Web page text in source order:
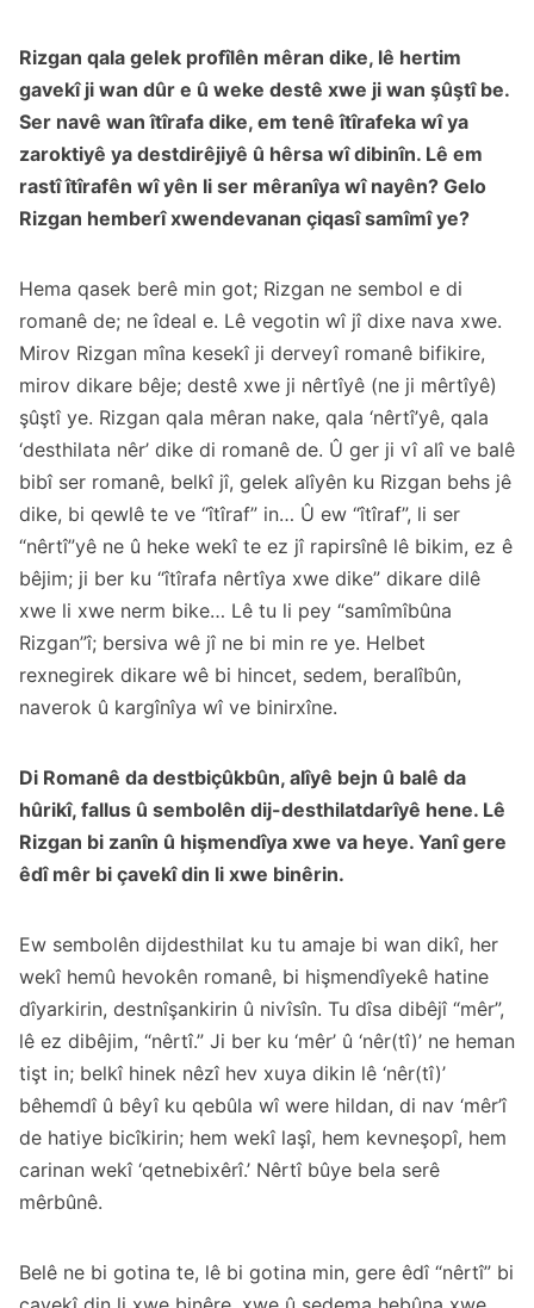
Rizgan qala gelek profîlên mêran dike, lê hertim
gavekî ji wan dûr e û weke destê xwe ji wan şûştî be.
Ser navê wan îtîrafa dike, em tenê îtîrafeka wî ya
zaroktiyê ya destdirêjiyê û hêrsa wî dibinîn. Lê em
rastî îtîrafên wî yên li ser mêranîya wî nayên? Gelo
Rizgan hemberî xwendevanan çiqasî samîmî ye?
Hema qasek berê min got; Rizgan ne sembol e di
romanê de; ne îdeal e. Lê vegotin wî jî dixe nava xwe.
Mirov Rizgan mîna kesekî ji derveyî romanê bifikire,
mirov dikare bêje; destê xwe ji nêrtîyê (ne ji mêrtîyê)
şûştî ye. Rizgan qala mêran nake, qala ‘nêrtî’yê, qala
‘desthilata nêr’ dike di romanê de. Û ger ji vî alî ve balê
bibî ser romanê, belkî jî, gelek alîyên ku Rizgan behs jê
dike, bi qewlê te ve “îtîraf” in… Û ew “îtîraf”, li ser
“nêrtî”yê ne û heke wekî te ez jî rapirsînê lê bikim, ez ê
bêjim; ji ber ku “îtîrafa nêrtîya xwe dike” dikare dilê
xwe li xwe nerm bike… Lê tu li pey “samîmîbûna
Rizgan”î; bersiva wê jî ne bi min re ye. Helbet
rexnegirek dikare wê bi hincet, sedem, beralîbûn,
naverok û kargînîya wî ve binirxîne.
Di Romanê da destbiçûkbûn, alîyê bejn û balê da
hûrikî, fallus û sembolên dij-desthilatdarîyê hene. Lê
Rizgan bi zanîn û hişmendîya xwe va heye. Yanî gere
êdî mêr bi çavekî din li xwe binêrin.
Ew sembolên dijdesthilat ku tu amaje bi wan dikî, her
wekî hemû hevokên romanê, bi hişmendîyekê hatine
dîyarkirin, destnîşankirin û nivîsîn. Tu dîsa dibêjî “mêr”,
lê ez dibêjim, “nêrtî.” Ji ber ku ‘mêr’ û ‘nêr(tî)’ ne heman
tişt in; belkî hinek nêzî hev xuya dikin lê ‘nêr(tî)’
bêhemdî û bêyî ku qebûla wî were hildan, di nav ‘mêr’î
de hatiye bicîkirin; hem wekî laşî, hem kevneşopî, hem
carinan wekî ‘qetnebixêrî.’ Nêrtî bûye bela serê
mêrbûnê.
Belê ne bi gotina te, lê bi gotina min, gere êdî “nêrtî” bi